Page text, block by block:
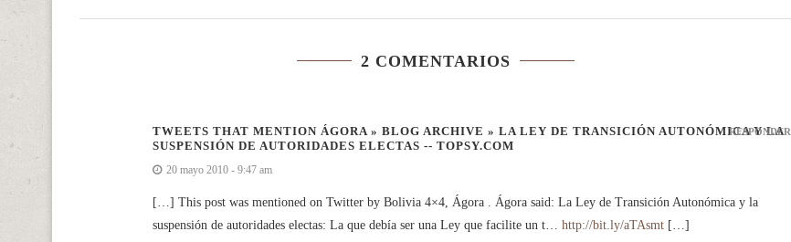
2 COMENTARIOS
TWEETS THAT MENTION ÁGORA » BLOG ARCHIVE » LA LEY DE TRANSICIÓN AUTONÓMICA Y LA
SUSPENSIÓN DE AUTORIDADES ELECTAS -- TOPSY.COM
20 mayo 2010 - 9:47 am
[…] This post was mentioned on Twitter by Bolivia 4×4, Ágora . Ágora said: La Ley de Transición Autonómica y la
suspensión de autoridades electas: La que debía ser una Ley que facilite un t… http://bit.ly/aTAsmt […]
RESPONDER